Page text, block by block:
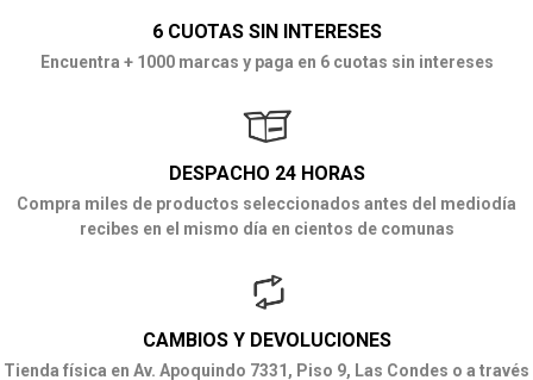
6 CUOTAS SIN INTERESES
Encuentra + 1000 marcas y paga en 6 cuotas sin intereses
DESPACHO 24 HORAS
Compra miles de productos seleccionados antes del mediodía
recibes en el mismo día en cientos de comunas
CAMBIOS Y DEVOLUCIONES
Tienda física en Av. Apoquindo 7331, Piso 9, Las Condes o a través